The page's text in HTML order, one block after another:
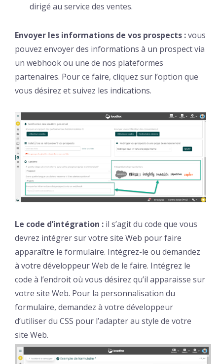
dirigé au service des ventes.
Envoyer les informations de vos prospects :vous
pouvez envoyer des informations à un prospect via
un webhook ou une de nos plateformes
partenaires. Pour ce faire, cliquez sur l’option que
vous désirez et suivez les indications.
Le code d’intégration : il s’agit du code que vous
devrez intégrer sur votre site Web pour faire
apparaître le formulaire. Intégrez-le ou demandez
à votre développeur Web de le faire. Intégrez le
code à l’endroit où vous désirez qu’il apparaisse sur
votre site Web. Pour la personnalisation du
formulaire, demandez à votre développeur
d’utiliser du CSS pour l’adapter au style de votre
site Web.